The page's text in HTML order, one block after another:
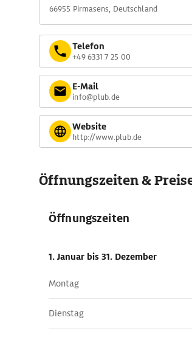
66955 Pirmasens, Deutschland
Telefon
+49 6331 7 25 00
E-Mail
info@plub.de
Website
http://www.plub.de
Öffnungszeiten &
Öffnungszeiten
1. Januar bis 31. Dezember
Montag
Dienstag